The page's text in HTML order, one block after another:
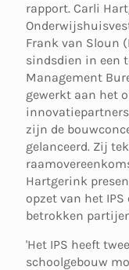
rapport. Carli
Frank van Sloun
sindsdien in een
Management
gewerkt aan het
zijn de
gelanceerd. Zij
Hartgerink
opzet van het
betrokken
'Het IPS heeft
schoolgebouw